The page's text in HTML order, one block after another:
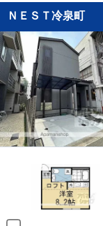
ＮＥＳＴ冷泉町